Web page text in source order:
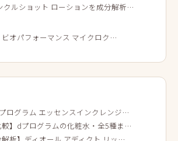
クルショット ローションを成分解析…
ビオパフォーマンス マイクロク…
ログラム エッセンスインクレンジ…
較】dプログラムの化粧水・全5種ま…
解析】ディオール アディクト リッ…